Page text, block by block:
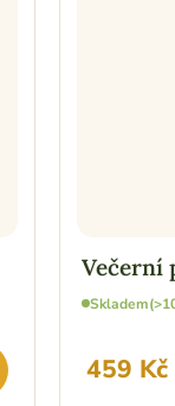
Večerní
Skladem
459 Kč